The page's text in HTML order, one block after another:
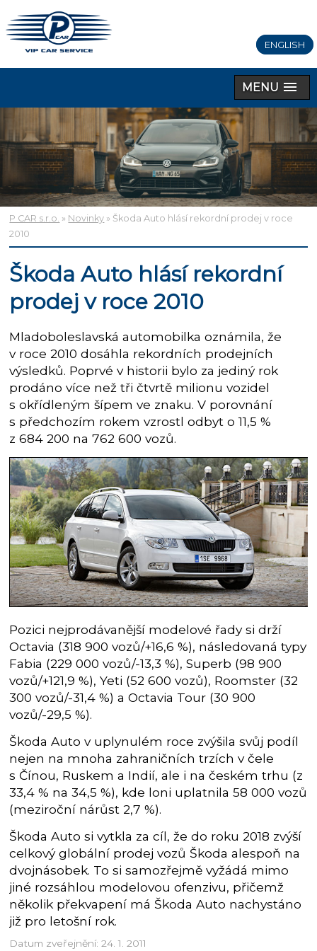
ENGLISH
MENU
P CAR s.r.o. » Novinky » Škoda Auto hlásí rekordní prodej v roce
2010
Škoda Auto hlásí rekordní
prodej v roce 2010
Mladoboleslavská automobilka oznámila, že
v roce 2010 dosáhla rekordních prodejních
výsledků. Poprvé v historii bylo za jediný rok
prodáno více než tři čtvrtě milionu vozidel
s okřídleným šípem ve znaku. V porovnání
s předchozím rokem vzrostl odbyt o 11,5 %
z 684 200 na 762 600 vozů.
Pozici nejprodávanější modelové řady si drží
Octavia (318 900 vozů/+16,6 %), následovaná typy
Fabia (229 000 vozů/-13,3 %), Superb (98 900
vozů/+121,9 %), Yeti (52 600 vozů), Roomster (32
300 vozů/-31,4 %) a Octavia Tour (30 900
vozů/-29,5 %).
Škoda Auto v uplynulém roce zvýšila svůj podíl
nejen na mnoha zahraničních trzích v čele
s Čínou, Ruskem a Indií, ale i na českém trhu (z
33,4 % na 34,5 %), kde loni uplatnila 58 000 vozů
(meziroční nárůst 2,7 %).
Škoda Auto si vytkla za cíl, že do roku 2018 zvýší
celkový globální prodej vozů Škoda alespoň na
dvojnásobek. To si samozřejmě vyžádá mimo
jiné rozsáhlou modelovou ofenzivu, přičemž
několik překvapení má Škoda Auto nachystáno
již pro letošní rok.
Datum zveřejnění: 24. 1. 2011